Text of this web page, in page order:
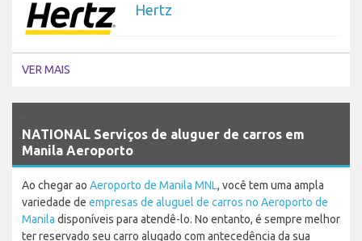
Hertz
VER MAIS
NATIONAL Serviços de aluguer de carros em
Manila Aeroporto
Ao chegar ao Aeroporto de Manila MNL, você tem uma ampla
variedade de empresas de aluguel de carros no Aeroporto de
Manila disponíveis para atendê-lo. No entanto, é sempre melhor
ter reservado seu carro alugado com antecedência da sua